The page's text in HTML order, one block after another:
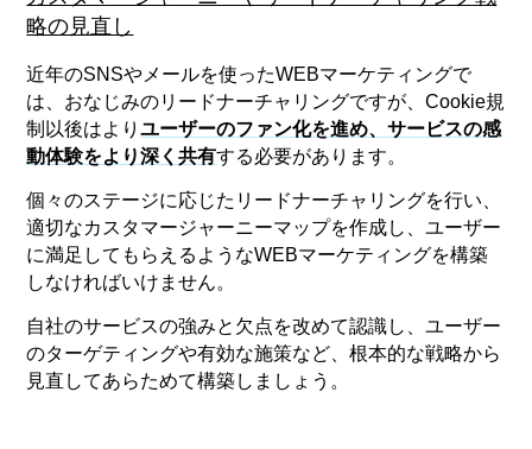
略の見直し
近年のSNSやメールを使ったWEBマーケティングで
は、おなじみのリードナーチャリングですが、Cookie規
制以後はよりユーザーのファン化を進め、サービスの感
動体験をより深く共有する必要があります。
個々のステージに応じたリードナーチャリングを行い、
適切なカスタマージャーニーマップを作成し、ユーザー
に満足してもらえるようなWEBマーケティングを構築
しなければいけません。
自社のサービスの強みと欠点を改めて認識し、ユーザー
のターゲティングや有効な施策など、根本的な戦略から
見直してあらためて構築しましょう。